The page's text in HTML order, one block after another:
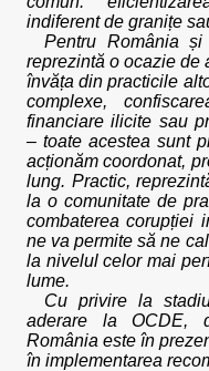
indiferent de granițe
Pentru România
reprezintă o ocazie de
învăța din practicile
complexe,
financiare ilicite sau
– toate acestea sunt
acționăm coordonat,
lung. Practic,
la o comunitate de
combaterea corupției
ne va permite să ne
la nivelul celor mai
lume.
Cu privire la
aderare la OCDE,
România este în
în implementarea